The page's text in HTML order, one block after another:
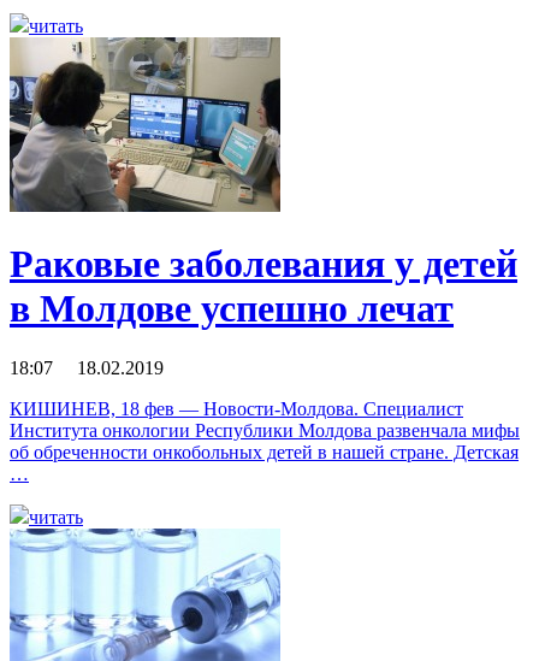
читать
Раковые заболевания у детей
в Молдове успешно лечат
18:07 18.02.2019
КИШИНЕВ, 18 фев — Новости-Молдова. Специалист
Института онкологии Республики Молдова развенчала мифы
об обреченности онкобольных детей в нашей стране. Детская
…
читать